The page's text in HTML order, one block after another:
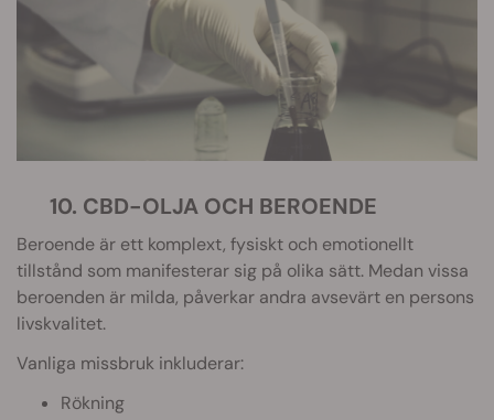
10. CBD-OLJA OCH BEROENDE
Beroende är ett komplext, fysiskt och emotionellt
tillstånd som manifesterar sig på olika sätt. Medan vissa
beroenden är milda, påverkar andra avsevärt en persons
livskvalitet.
Vanliga missbruk inkluderar:
Rökning